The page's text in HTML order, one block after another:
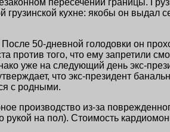
кухне: якобы он выдал
50-дневной голодовки он
против того, что ему запретили
уже на следующий день экс-
что экс-президент
с родными.
производство из-за
на пол). Стоимость